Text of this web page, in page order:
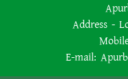
Address -
E-mail: